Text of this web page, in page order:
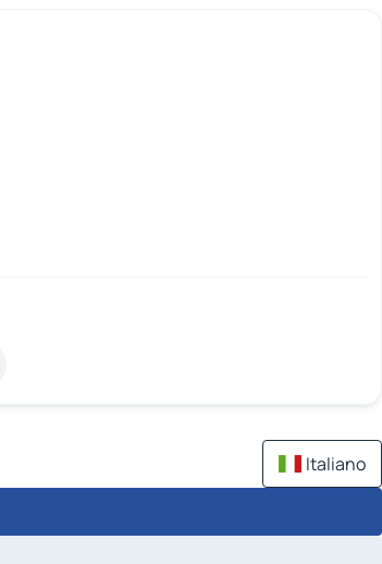
Italiano